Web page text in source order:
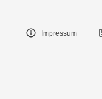
Impressum